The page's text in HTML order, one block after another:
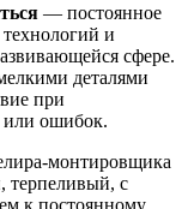
— постоянное
и
сфере.
деталями
при
или ошибок.
монтировщика
терпеливый, с
к постоянному